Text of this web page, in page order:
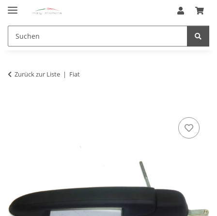
Zurück zur Liste Fiat